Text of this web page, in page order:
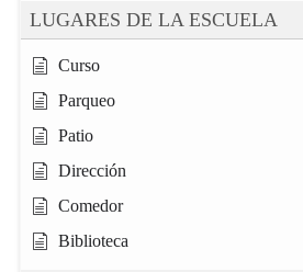
LUGARES DE LA ESCUELA
Curso
Parqueo
Patio
Dirección
Comedor
Biblioteca